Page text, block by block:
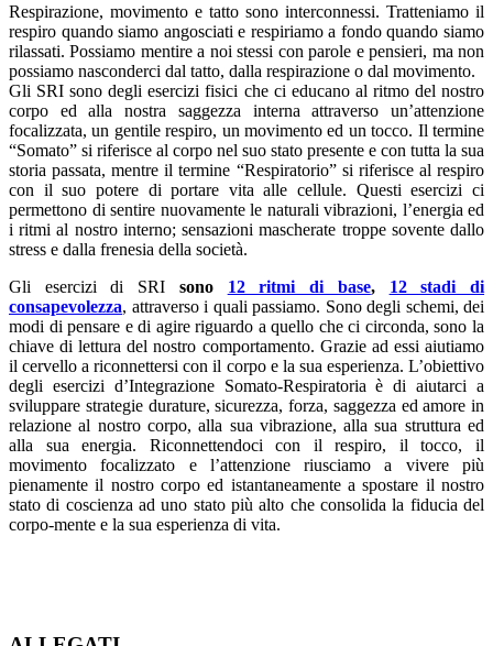
Respirazione, movimento e tatto sono interconnessi. Tratteniamo il
respiro quando siamo angosciati e respiriamo a fondo quando siamo
rilassati. Possiamo mentire a noi stessi con parole e pensieri, ma non
possiamo nasconderci dal tatto, dalla respirazione o dal movimento.
Gli SRI sono degli esercizi fisici che ci educano al ritmo del nostro
corpo ed alla nostra saggezza interna attraverso un’attenzione
focalizzata, un gentile respiro, un movimento ed un tocco. Il termine
“Somato” si riferisce al corpo nel suo stato presente e con tutta la sua
storia passata, mentre il termine “Respiratorio” si riferisce al respiro
con il suo potere di portare vita alle cellule. Questi esercizi ci
permettono di sentire nuovamente le naturali vibrazioni, l’energia ed
i ritmi al nostro interno; sensazioni mascherate troppe sovente dallo
stress e dalla frenesia della società.
Gli esercizi di SRI sono 12 ritmi di base, 12 stadi di
consapevolezza, attraverso i quali passiamo. Sono degli schemi, dei
modi di pensare e di agire riguardo a quello che ci circonda, sono la
chiave di lettura del nostro comportamento. Grazie ad essi aiutiamo
il cervello a riconnettersi con il corpo e la sua esperienza. L’obiettivo
degli esercizi d’Integrazione Somato-Respiratoria è di aiutarci a
sviluppare strategie durature, sicurezza, forza, saggezza ed amore in
relazione al nostro corpo, alla sua vibrazione, alla sua struttura ed
alla sua energia. Riconnettendoci con il respiro, il tocco, il
movimento focalizzato e l’attenzione riusciamo a vivere più
pienamente il nostro corpo ed istantaneamente a spostare il nostro
stato di coscienza ad uno stato più alto che consolida la fiducia del
corpo-mente e la sua esperienza di vita.